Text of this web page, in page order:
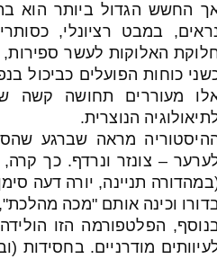
החשש הגדול ביותר הוא
במבט רציונלי,
האלוקות לעשר ספירות,
כוחות הפועלים כביכול
מעוררים תחושה קשה
הנוצרית.
מראה שברגע
– צונזר ונרדף. כך
תניינה, יורה דעה
וכינה אותם "מכה
הפלטפורמה הזו
מודרניים. בחסידות